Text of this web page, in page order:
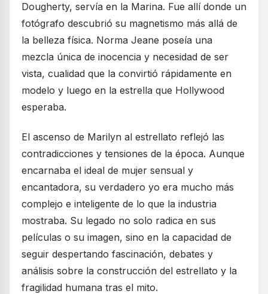
Dougherty, servía en la Marina. Fue allí donde un
fotógrafo descubrió su magnetismo más allá de
la belleza física. Norma Jeane poseía una
mezcla única de inocencia y necesidad de ser
vista, cualidad que la convirtió rápidamente en
modelo y luego en la estrella que Hollywood
esperaba.
El ascenso de Marilyn al estrellato reflejó las
contradicciones y tensiones de la época. Aunque
encarnaba el ideal de mujer sensual y
encantadora, su verdadero yo era mucho más
complejo e inteligente de lo que la industria
mostraba. Su legado no solo radica en sus
películas o su imagen, sino en la capacidad de
seguir despertando fascinación, debates y
análisis sobre la construcción del estrellato y la
fragilidad humana tras el mito.